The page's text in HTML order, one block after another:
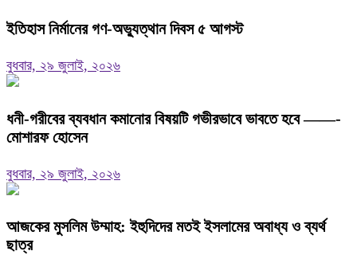
ইতিহাস নির্মানের গণ-অভ্যুত্থান দিবস ৫ আগস্ট
বুধবার, ২৯ জুলাই, ২০২৬
ধনী-গরীবের ব্যবধান কমানোর বিষয়টি গভীরভাবে ভাবতে হবে ——-
মোশারফ হোসেন
বুধবার, ২৯ জুলাই, ২০২৬
আজকের মুসলিম উম্মাহ: ইহুদিদের মতই ইসলামের অবাধ্য ও ব্যর্থ
ছাত্র